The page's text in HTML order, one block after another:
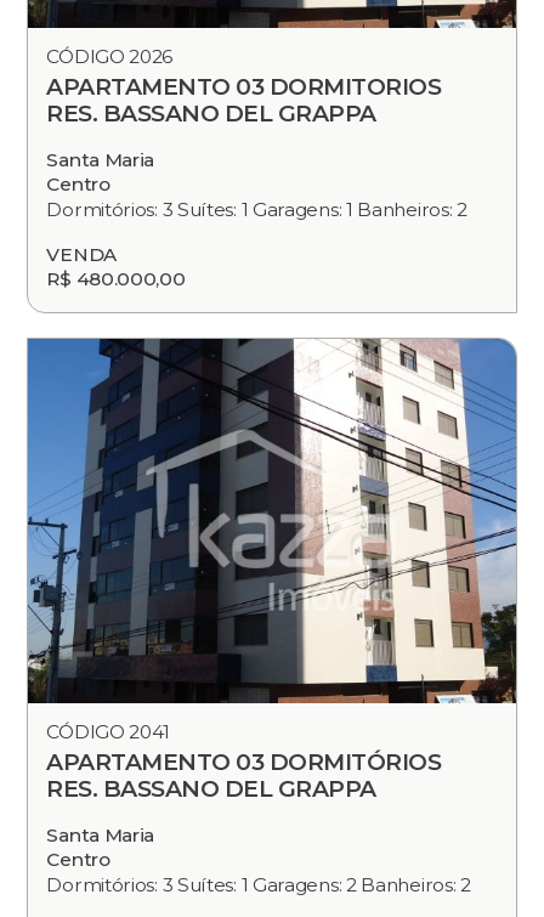
CÓDIGO 2026
APARTAMENTO 03 DORMITORIOS
RES. BASSANO DEL GRAPPA
Santa Maria
Centro
Dormitórios: 3 Suítes: 1 Garagens: 1 Banheiros: 2
VENDA
R$ 480.000,00
CÓDIGO 2041
APARTAMENTO 03 DORMITÓRIOS
RES. BASSANO DEL GRAPPA
Santa Maria
Centro
Dormitórios: 3 Suítes: 1 Garagens: 2 Banheiros: 2